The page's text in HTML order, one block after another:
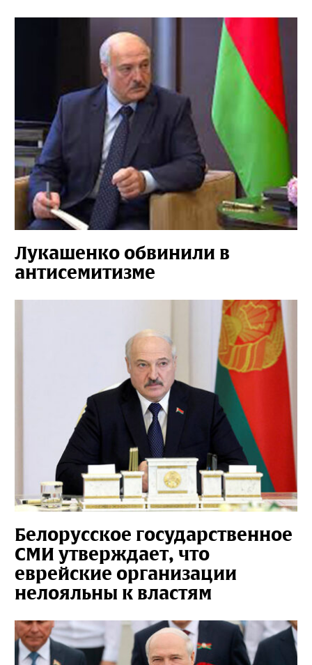
Лукашенко обвинили в
антисемитизме
Белорусское государственное
СМИ утверждает, что
еврейские организации
нелояльны к властям